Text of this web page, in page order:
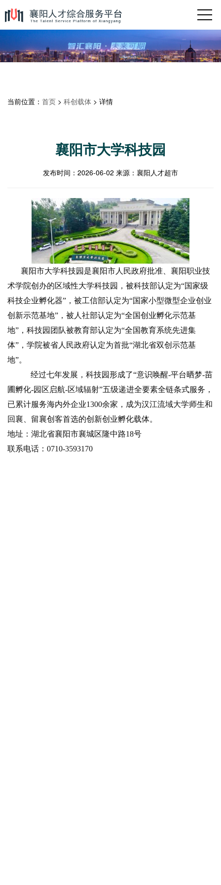
当前位置： 首页 > 科创载体 > 详情
襄阳市大学科技园
发布时间： 2026-06-02 来源： 襄阳人才超市
襄阳市大学科技园是襄阳市人民政府批准、襄阳职业技
术学院创办的区域性大学科技园，被科技部认定为“国家级
科技企业孵化器”，被工信部认定为“国家小型微型企业创业
创新示范基地”，被人社部认定为“全国创业孵化示范基
地”，科技园团队被教育部认定为“全国教育系统先进集
体”，学院被省人民政府认定为首批“湖北省双创示范基
地”。
经过七年发展，科技园形成了“意识唤醒-平台晒梦-苗
圃孵化-园区启航-区域辐射”五级递进全要素全链条式服务，
已累计服务海内外企业1300余家，成为汉江流域大学师生和
回襄、留襄创客首选的创新创业孵化载体。
地址：湖北省襄阳市襄城区隆中路18号
联系电话：0710-3593170